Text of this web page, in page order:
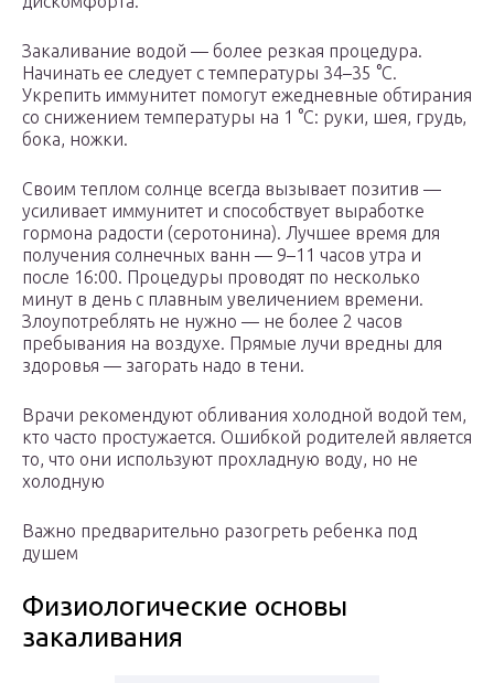
Закаливание водой — более резкая процедура.
Начинать ее следует с температуры 34–35 °С.
Укрепить иммунитет помогут ежедневные обтирания
со снижением температуры на 1 °С: руки, шея, грудь,
бока, ножки.
Своим теплом солнце всегда вызывает позитив —
усиливает иммунитет и способствует выработке
гормона радости (серотонина). Лучшее время для
получения солнечных ванн — 9–11 часов утра и
после 16:00. Процедуры проводят по несколько
минут в день с плавным увеличением времени.
Злоупотреблять не нужно — не более 2 часов
пребывания на воздухе. Прямые лучи вредны для
здоровья — загорать надо в тени.
Врачи рекомендуют обливания холодной водой тем,
кто часто простужается. Ошибкой родителей является
то, что они используют прохладную воду, но не
холодную
Важно предварительно разогреть ребенка под
душем
Физиологические основы
закаливания